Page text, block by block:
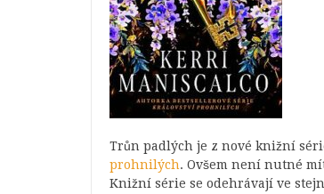
Trůn padlých je z nové knižní
prohnilých. Ovšem není nutné
Knižní série se odehrávají ve